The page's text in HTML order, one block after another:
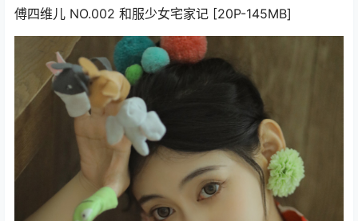
傅四维儿 NO.002 和服少女宅家记 [20P-145MB]